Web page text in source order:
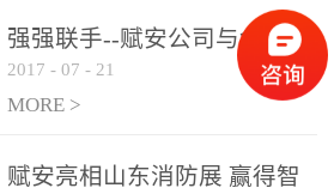
筑
过
预
实
能
早
强强联手--赋安公司与金科
集团达成战略合作协议
2017 - 07 - 21
MORE >
赋安亮相山东消防展 赢得智